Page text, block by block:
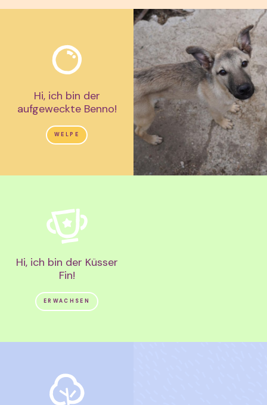
Hi, ich bin der
aufgeweckte Benno!
WELPE
Hi, ich bin der Küsser
Fin!
ERWACHSEN